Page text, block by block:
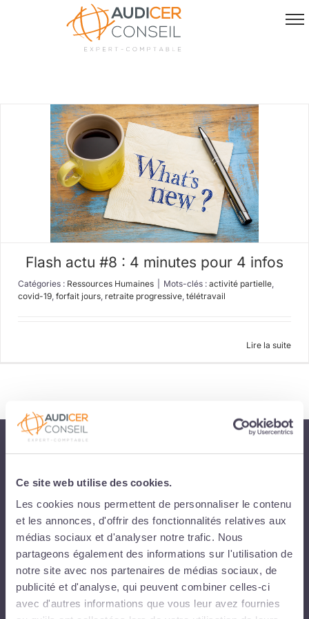
Ce site web utilise des cookies.
Les cookies nous permettent de personnaliser le contenu
et les annonces, d'offrir des fonctionnalités relatives aux
médias sociaux et d'analyser notre trafic. Nous
partageons également des informations sur l'utilisation de
notre site avec nos partenaires de médias sociaux, de
publicité et d'analyse, qui peuvent combiner celles-ci
avec d'autres informations que vous leur avez fournies
Flash actu #8 : 4 minutes pour 4 infos
Catégories : Ressources Humaines Mots-clés : activité partielle,
covid-19, forfait jours, retraite progressive, télétravail
Lire la suite
Audicer Conseil est le Cabinet d'Expertise-comptable des Entreprises en
CABINET BELZ
93 route de Pont Lorois - 56550 Belz
02 97 55 25 37